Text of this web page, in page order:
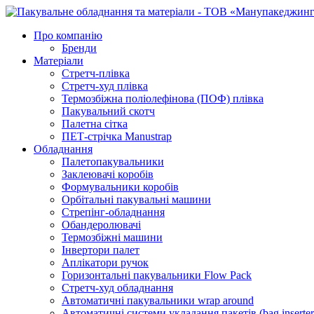
Про компанію
Бренди
Матеріали
Стретч-плівка
Стретч-худ плівка
Термозбіжна поліолефінова (ПОФ) плівка
Пакувальний скотч
Палетна сітка
ПЕТ-стрічка Manustrap
Обладнання
Палетопакувальники
Заклеювачі коробів
Формувальники коробів
Орбітальні пакувальні машини
Стрепінг-обладнання
Обандеролювачі
Термозбіжні машини
Інвертори палет
Аплікатори ручок
Горизонтальні пакувальники Flow Pack
Стретч-худ обладнання
Автоматичні пакувальники wrap around